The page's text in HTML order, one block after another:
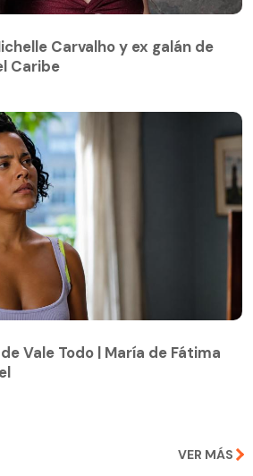
Carvalho y ex galán de
Caribe
Vale Todo | María de Fátima
VER MÁS